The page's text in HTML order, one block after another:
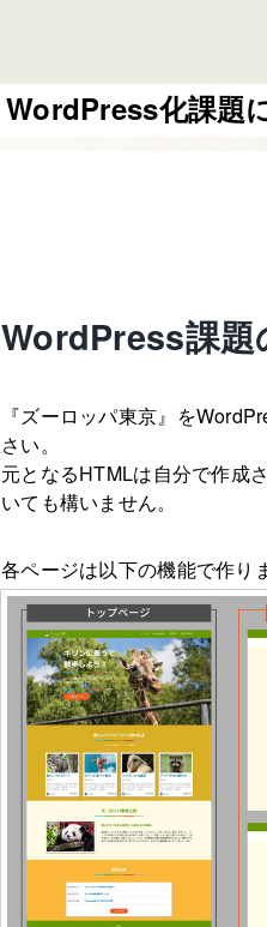
WordPress化課題
WordPress課題
『ズーロッパ東京』を
さい。
元となるHTMLは自分で作成
いても構いません。
各ページは以下の機能で作り